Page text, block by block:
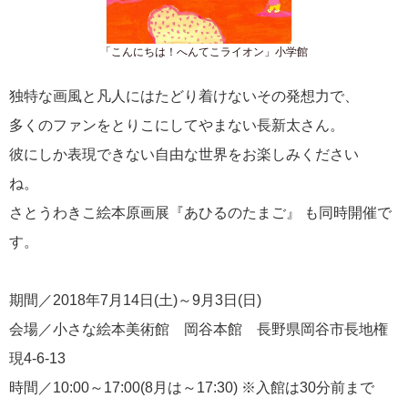
「こんにちは！へんてこライオン」小学館
独特な画風と凡人にはたどり着けないその発想力で、
多くのファンをとりこにしてやまない長新太さん。
彼にしか表現できない自由な世界をお楽しみください
ね。
さとうわきこ絵本原画展『あひるのたまご』 も同時開催で
す。
期間／2018年7月14日(土)～9月3日(日)
会場／小さな絵本美術館 岡谷本館 長野県岡谷市長地権
現4-6-13
時間／10:00～17:00(8月は～17:30) ※入館は30分前まで